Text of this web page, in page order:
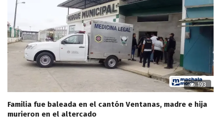
193
Familia fue baleada en el cantón Ventanas, madre e hija
murieron en el altercado